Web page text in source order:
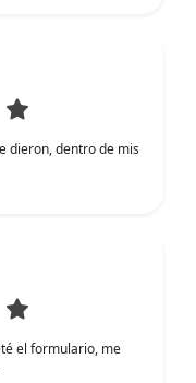
dieron, dentro de mis
el formulario, me